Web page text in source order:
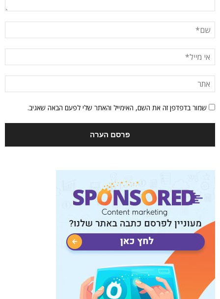
שמור בדפדפן זה את השם, האימייל והאתר שלי לפעם הבאה שאגיב.